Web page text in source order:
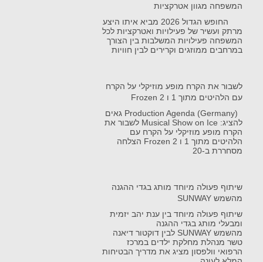
המשפחה מגוון אטרקציות
החופש הגדול 2026 מביא איתו היצע
מרתק ועשיר של פעילויות ואטרקציות לכל
המשפחה פעילויות המשלבות בין הצורך
במרחבים ממוזגים וקרירים לבין חוויות
לשבור את הקרח מופע מוזיקלי על הקרח
עם הלהיטים מתוך 1 ו Frozen 2
Production Agenda (Germany) גאים
להציג: Musical Show on Ice לשבור את
הקרח מופע מוזיקלי על הקרח עם
הלהיטים מתוך 1 ו Frozen 2 הצלחה
מסחררת ב-20
שיתוף פעולה מיוחד מותג בגדי ההגנה
מהשמש SUNWAY
שיתוף פעולה מיוחד בין ענת יהב יזמית
ומבעלי מותג בגדי ההגנה
מהשמש SUNWAY לבין דוקטור דיאנה
טשר מנהלת מחלקת ילדים במרכז
הרפואי וולפסון מציג את מדריך הבטיחות